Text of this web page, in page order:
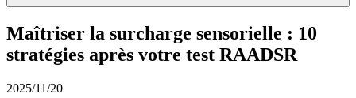
Maîtriser la surcharge sensorielle : 10
stratégies après votre test RAADSR
2025/11/20